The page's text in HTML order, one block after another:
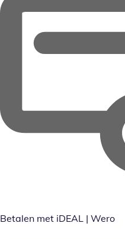
Betalen met iDEAL | Wero